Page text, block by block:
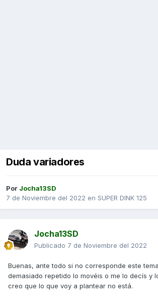
Duda variadores
Por Jocha13SD
7 de Noviembre del 2022 en SUPER DINK 125
Jocha13SD
Publicado 7 de Noviembre del 2022
Buenas, ante todo si no corresponde este
demasiado repetido lo movéis o me lo decís y
creo que lo que voy a plantear no está.